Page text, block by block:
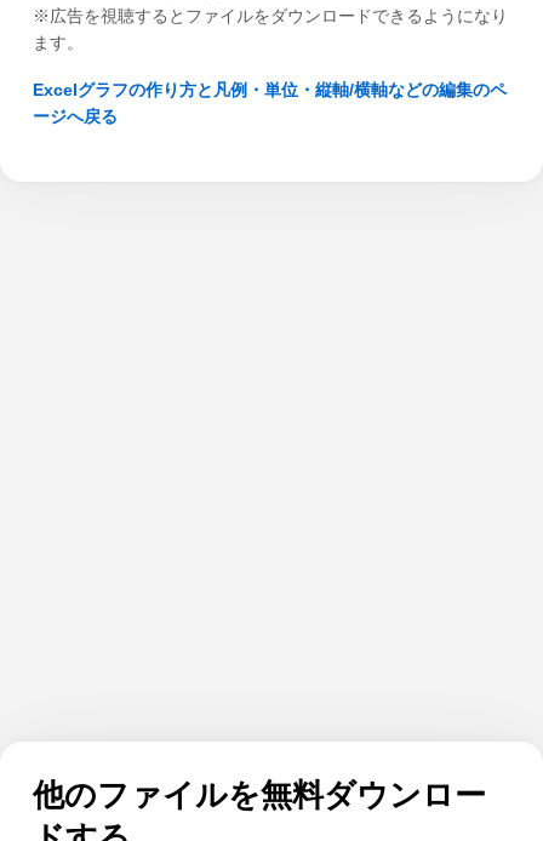
※広告を視聴するとファイルをダウンロードできるようになり
ます。
Excelグラフの作り方と凡例・単位・縦軸/横軸などの編集のペ
ージへ戻る
他のファイルを無料ダウンロー